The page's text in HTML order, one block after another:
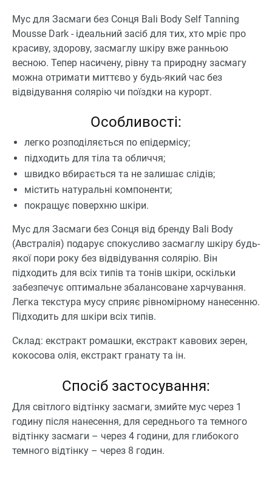
Мус для Засмаги без Сонця Bali Body Self Tanning
Mousse Dark - ідеальний засіб для тих, хто мріє про
красиву, здорову, засмаглу шкіру вже ранньою
весною. Тепер насичену, рівну та природну засмагу
можна отримати миттєво у будь-який час без
відвідування солярію чи поїздки на курорт.
Особливості:
легко розподіляється по епідермісу;
підходить для тіла та обличчя;
швидко вбирається та не залишає слідів;
містить натуральні компоненти;
покращує поверхню шкіри.
Мус для Засмаги без Сонця від бренду Bali Body
(Австралія) подарує спокусливо засмаглу шкіру будь-
якої пори року без відвідування солярію. Він
підходить для всіх типів та тонів шкіри, оскільки
забезпечує оптимальне збалансоване харчування.
Легка текстура мусу сприяє рівномірному нанесенню.
Підходить для шкіри всіх типів.
Склад: екстракт ромашки, екстракт кавових зерен,
кокосова олія, екстракт гранату та ін.
Спосіб застосування:
Для світлого відтінку засмаги, змийте мус через 1
годину після нанесення, для середнього та темного
відтінку засмаги – через 4 години, для глибокого
темного відтінку – через 8 годин.